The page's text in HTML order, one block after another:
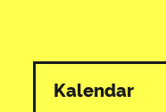
Kalendar